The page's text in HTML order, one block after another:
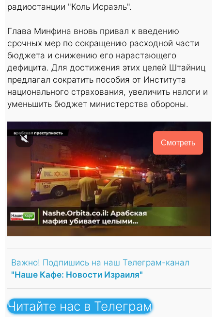
радиостанции "Коль Исраэль".
Глава Минфина вновь привал к введению
срочных мер по сокращению расходной части
бюджета и снижению его нарастающего
дефицита. Для достижения этих целей Штайниц
предлагал сократить пособия от Института
национального страхования, увеличить налоги и
уменьшить бюджет министерства обороны.
Смотреть
Важно! Подпишись на наш Телеграм-канал
"Наше Кафе: Новости Израиля"
Читайте нас в Телеграм